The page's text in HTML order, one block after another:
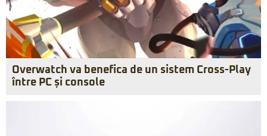
Overwatch va benefica de un sistem Cross-Play
între PC și console